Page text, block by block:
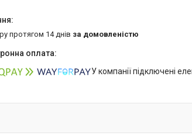
протягом 14 днів за домовленістю
У компанії підключені